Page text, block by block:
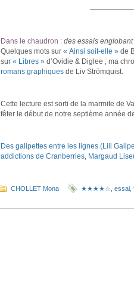
Dans le chaudron : des essais
Quelques mots sur « Ainsi soit-elle » de
sur « Libres » d’Ovidie & Diglee ; ma
romans graphiques de Liv Strömquist.
Cette lecture est sorti de la marmite de
fêter le début de notre septième année
Des galipettes entre les lignes (Lili
addictions de Cranberries, Margaud
CHOLLET Mona ★★★★☆ essai